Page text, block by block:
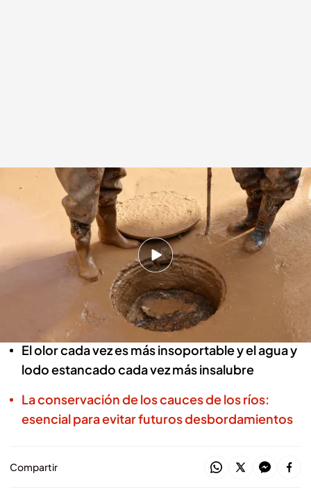
Las calles de municipios como Paiporta, convertidas en auténticas
ciénagas
Redacción digital Noticias Cuatro
07 NOV 2024 - 19:00h.
Las alcantarillas en muchos municipios
afectados están colapsadas y, en muchos
casos, es imposible verlas
El olor cada vez es más insoportable y el agua y
lodo estancado cada vez más insalubre
La conservación de los cauces de los ríos:
esencial para evitar futuros desbordamientos
Compartir